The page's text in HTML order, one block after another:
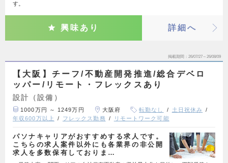
す。
興味あり 詳細へ
掲載期間 26/07/27～26/08/09
【大阪】チーフ/不動産開発推進/総合デベロ
ッパー/リモート・フレックスあり
設計（設備）
1000万円 ～ 1249万円 大阪府 転勤なし
土日祝休み
年収600万以上
フレックス勤務 リモートワーク可能
パソナキャリアがおすすめする求人です。
こちらの求人案件以外にも各業界の非公開
求人を多数保有しておりま…